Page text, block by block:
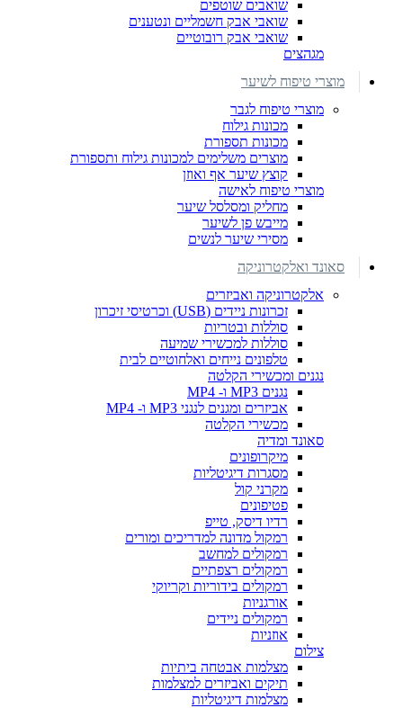
שואבים שוטפים
שואבי אבק חשמליים ונטענים
שואבי אבק רובוטיים
מגהצים
מוצרי טיפוח לשיער
מוצרי טיפוח לגבר
מכונות גילוח
מכונות תספורת
מוצרים משלימים למכונות גילוח ותספורת
קוצץ שיער אף ואוזן
מוצרי טיפוח לאישה
מחליק ומסלסל שיער
מייבש פן לשיער
מסירי שיער לנשים
סאונד ואלקטרוניקה
אלקטרוניקה ואביזרים
זכרונות ניידים (USB) וכרטיסי זיכרון
סוללות ובטריות
סוללות למכשירי שמיעה
טלפונים נייחים ואלחוטיים לבית
נגנים ומכשירי הקלטה
נגנים MP3 ו- MP4
אביזרים ומגנים לנגני MP3 ו- MP4
מכשירי הקלטה
סאונד ומדיה
מיקרופונים
מסגרות דיגיטליות
מקרני קול
פטיפונים
רדיו דיסק, טייפ
רמקול מדונה למדריכים ומורים
רמקולים למחשב
רמקולים רצפתיים
רמקולים בידוריות וקריוקי
אורגניות
רמקולים ניידים
אוזניות
צילום
מצלמות אבטחה ביתיות
תיקים ואביזרים למצלמות
מצלמות דיגיטליות